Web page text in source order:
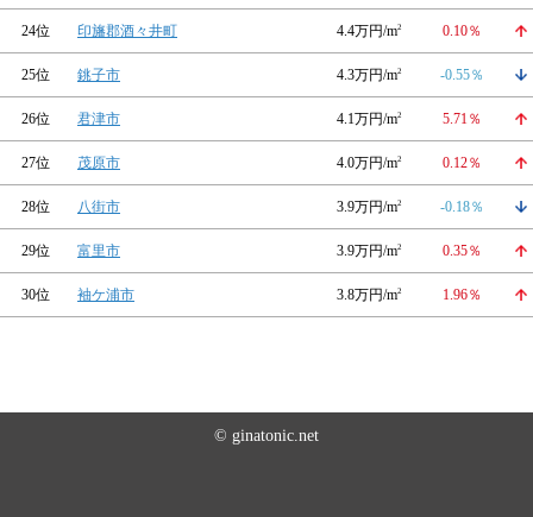
24位 印旛郡酒々井町 4.4万円/m2 0.10％
25位 銚子市 4.3万円/m2 -0.55％
26位 君津市 4.1万円/m2 5.71％
27位 茂原市 4.0万円/m2 0.12％
28位 八街市 3.9万円/m2 -0.18％
29位 富里市 3.9万円/m2 0.35％
30位 袖ケ浦市 3.8万円/m2 1.96％
© ginatonic.net